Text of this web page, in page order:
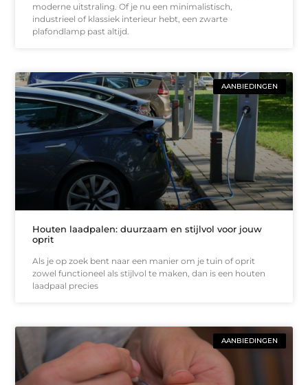
moderne uitstraling. Of je nu een minimalistisch,
industrieel of klassiek interieur hebt, een zwarte
plafondlamp past altijd.
AANBIEDINGEN
Houten laadpalen: duurzaam en stijlvol voor jouw
oprit
Als je op zoek bent naar een manier om je tuin of oprit
zowel functioneel als stijlvol te maken, dan is een houten
laadpaal precies
AANBIEDINGEN